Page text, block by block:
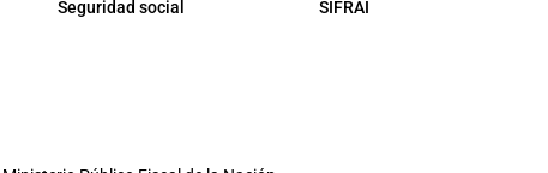
Seguridad social SIFRAI